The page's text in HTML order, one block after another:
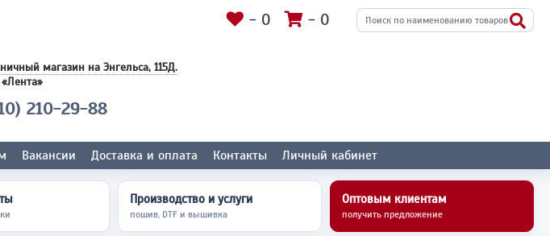
магазин на Энгельса, 115Д.
210-29-88
- 0 - 0
Вакансии Доставка и оплата Контакты Личный кабинет
Производство и услуги
пошив, DTF и вышивка
Оптовым клиентам
получить предложение